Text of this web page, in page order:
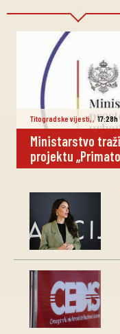
Titogradske vijesti,, 17:28h
Ministarstvo
projektu